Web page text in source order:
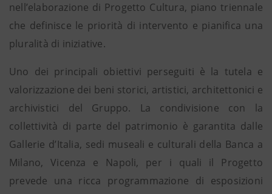
nell’elaborazione di Progetto Cultura, piano triennale
che definisce le priorità di intervento e pianifica una
pluralità di iniziative.
Uno dei principali obiettivi perseguiti è la tutela e
valorizzazione dei beni storici, artistici, architettonici e
archivistici del Gruppo. La condivisione con la
collettività di parte del patrimonio è garantita dalle
Gallerie d’Italia, sedi museali e culturali della Banca a
Milano, Vicenza e Napoli, per i quali il Progetto
prevede una ricca programmazione di esposizioni